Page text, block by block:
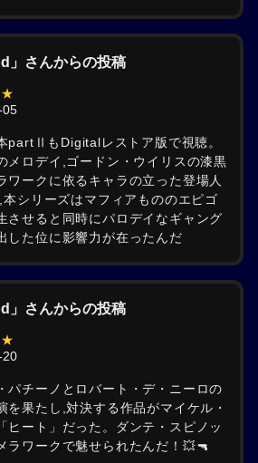
」さんからの投稿
05
partⅡもDigitalレストア版で視聴。
メロデイ,ゴードン・ウイリスの漆黒
ワークに依るキャラの立った登場人
シリーズはマフィアもののエピゴ
させると同時にパロデイなギャング
した位に影響力が在ったんだ
」さんからの投稿
20
パチーノとロバート・デ・ニーロの
を果たし,対決する作品がマイケル・
ヒート」だった。ダンテ・スピノッ
ラワークで魅せられたんだ！💥🔫